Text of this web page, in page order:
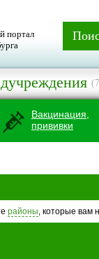
портал
Вакцинация,
прививки
районы, которые вам